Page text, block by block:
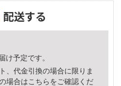
配送する
け予定です。
、代金引換の場合に限りま
場合はこちら をご確認くだ